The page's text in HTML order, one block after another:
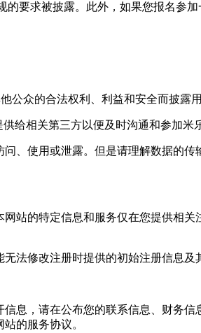
要求被披露。此外，如果您报名参
众的合法权利、利益和安全而披露用
相关第三方以便及时沟通和参加米
使用或泄露。但是请理解数据的传
的特定信息和服务仅在您提供相关
修改注册时提供的初始注册信息及
息，请在公布您的联系信息、财务信
的服务协议。